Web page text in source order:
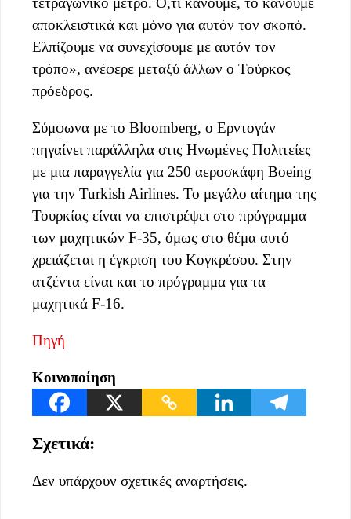
αποκλειστικά και μόνο για αυτόν τον σκοπό.
Ελπίζουμε να συνεχίσουμε με αυτόν τον
τρόπο», ανέφερε μεταξύ άλλων ο Τούρκος
πρόεδρος.
Σύμφωνα με το Bloomberg, ο Ερντογάν
πηγαίνει παράλληλα στις Ηνωμένες Πολιτείες
με μια παραγγελία για 250 αεροσκάφη Boeing
για την Turkish Airlines. Το μεγάλο αίτημα της
Τουρκίας είναι να επιστρέψει στο πρόγραμμα
των μαχητικών F-35, όμως στο θέμα αυτό
χρειάζεται η έγκριση του Κογκρέσου. Στην
ατζέντα είναι και το πρόγραμμα για τα
μαχητικά F-16.
Πηγή
Κοινοποίηση
Σχετικά:
Δεν υπάρχουν σχετικές αναρτήσεις.